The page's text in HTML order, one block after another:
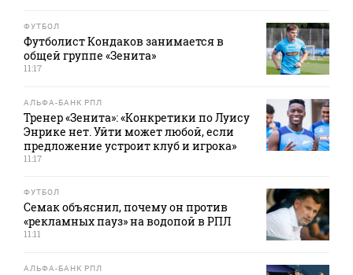
ФУТБОЛ
Футболист Кондаков занимается в
общей группе «Зенита»
11:17
АЛЬФА-БАНК РПЛ
Тренер «Зенита»: «Конкретики по Луису
Энрике нет. Уйти может любой, если
предложение устроит клуб и игрока»
11:17
ФУТБОЛ
Семак объяснил, почему он против
«рекламных пауз» на водопой в РПЛ
11:11
АЛЬФА-БАНК РПЛ